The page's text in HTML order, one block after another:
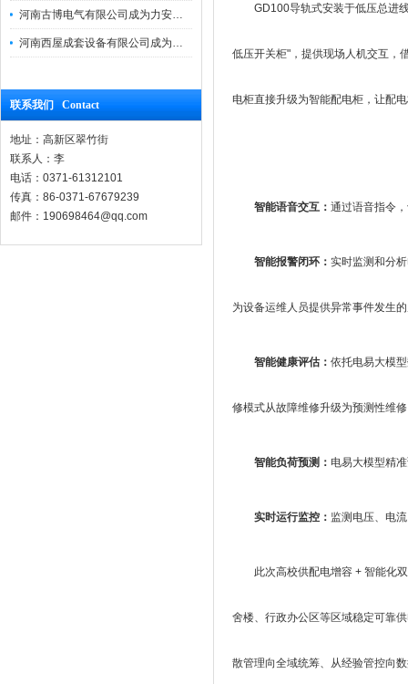
河南古博电气有限公司成为力安电易云战略合作伙伴，共创智能配电新未来！
河南西屋成套设备有限公司成为力安电易云战略合作伙伴，共创智能配电新未来
联系我们 Contact
地址：高新区翠竹街
联系人：李
电话：0371-61312101
传真：86-0371-67679239
邮件：190698464@qq.com
GD100导轨式安装于低压总进
低压开关柜"，提供现场人机交互，
电柜直接升级为智能配电柜，让配
智能语音交互： 通过语音指令
智能报警闭环： 实时监测和分
为设备运维人员提供异常事件发生
智能健康评估： 依托电易大模
修模式从故障维修升级为预测性维
智能负荷预测： 电易大模型精
实时运行监控： 监测电压、电
此次高校供配电增容 + 智能化
舍楼、行政办公区等区域稳定可靠
散管理向全域统筹、从经验管控向